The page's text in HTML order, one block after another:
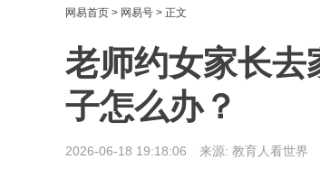
网易首页 > 网易号 > 正文
老师约女家长去
子怎么办？
2026-06-18 19:18:06 来源: 教育人看世界